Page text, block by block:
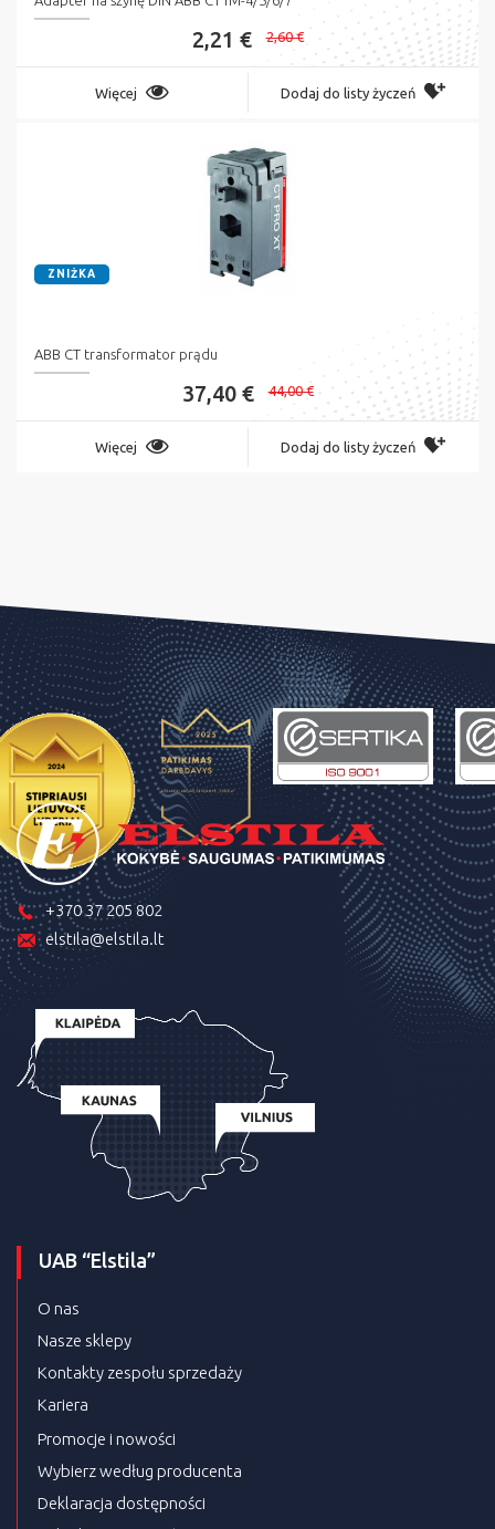
2,21 € 2,60 €
Więcej Dodaj do listy życzeń
ZNIŻKA
ABB CT transformator prądu
37,40 € 44,00 €
Więcej Dodaj do listy życzeń
+370 37 205 802
elstila@elstila.lt
UAB “Elstila”
O nas
Nasze sklepy
Kontakty zespołu sprzedaży
Kariera
Promocje i nowości
Wybierz według producenta
Deklaracja dostępności